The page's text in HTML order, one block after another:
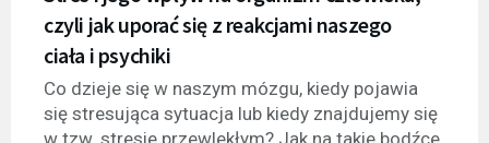
czyli jak uporać się z reakcjami naszego
ciała i psychiki
Co dzieje się w naszym mózgu, kiedy pojawia
się stresująca sytuacja lub kiedy znajdujemy się
w tzw. stresie przewlekłym? Jak na takie bodźce